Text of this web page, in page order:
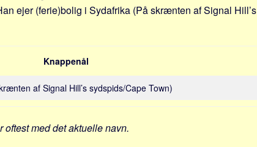
ejer (ferie)bolig i Sydafrika (På skrænten af Signal Hill’s
Knappenål
af Signal Hill’s sydspids/Cape Town)
med det aktuelle navn.